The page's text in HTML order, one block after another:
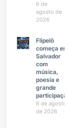
6 de
agosto de
2026
Flipelô
começa em
Salvador
com
música,
poesia e
grande
participação
6 de agosto
de 2026